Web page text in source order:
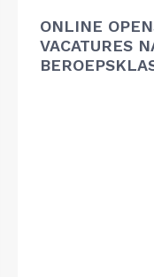
ONLINE
VACATURES